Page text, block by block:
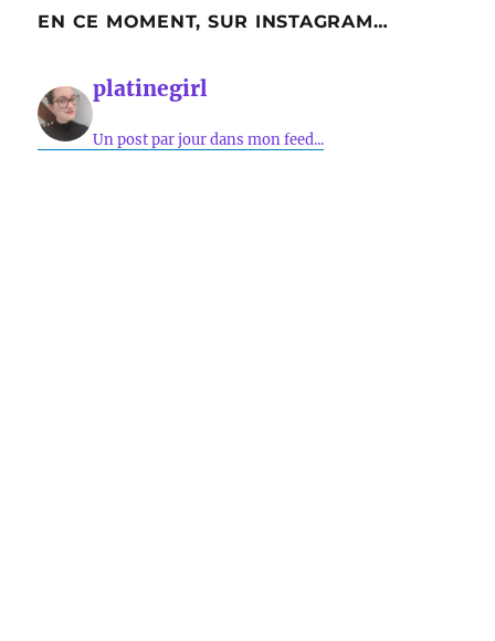
EN CE MOMENT, SUR INSTAGRAM…
platinegirl
Un post par jour dans mon feed...